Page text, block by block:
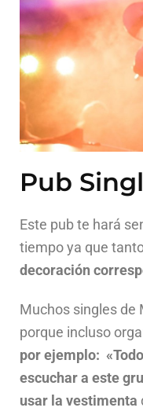
Pub
Este pub te hará
tiempo ya que
decoración
Muchos singles de
porque incluso
por ejemplo:
escuchar a este
usar la vestimenta